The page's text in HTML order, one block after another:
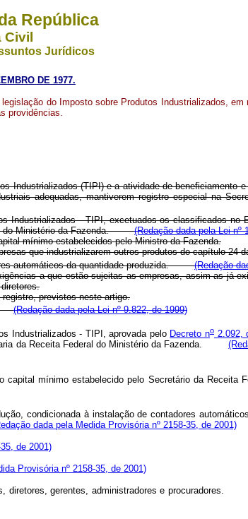
República
Civil
Jurídicos
DE 1977.
legislação do Imposto sobre Produtos Industrializados,
providências.
Industrializados (TIPI) e a atividade de beneficiamento
adequadas, mantiverem registro especial na
Industrializados - TIPI, excetuados os classificados no
do Ministério da Fazenda.(Redação dada pela Lei nº
mínimo estabelecidos pelo Ministro da Fazenda.
que industrializarem outros produtos do capítulo 24
automáticos da quantidade produzida.(Redação
a que estão sujeitas as empresas, assim as já
previstos neste artigo.
(Redação dada pela Lei nº 9.822, de 1999)
Industrializados - TIPI, aprovada pelo Decreto no2.092,
da Receita Federal do Ministério da Fazenda.
o capital mínimo estabelecido pelo Secretário da
condicionada à instalação de contadores
dada pela Medida Provisória nº 2158-35, de 2001)
de 2001)
Provisória nº 2158-35, de 2001)
diretores, gerentes, administradores e